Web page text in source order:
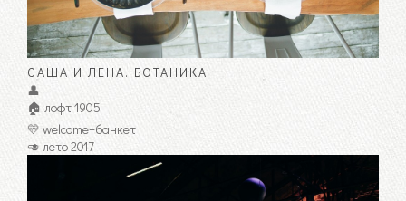
САША И ЛЕНА. БОТАНИКА
👤
🏠 лофт 1905
💛 welcome+банкет
🥑 лето 2017